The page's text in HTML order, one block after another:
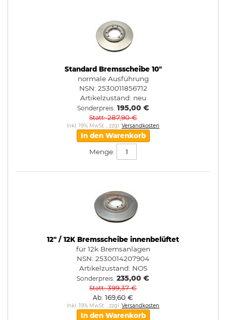
Standard Bremsscheibe 10"
normale Ausführung
NSN: 2530011856712
Artikelzustand: neu
Sonderpreis 195,00 €
Statt 287,90 €
Inkl. 19% MwSt. , zzgl. Versandkosten
In den Warenkorb
Menge:
12" / 12K Bremsscheibe innenbelüftet
für 12k Bremsanlagen
NSN: 2530014207904
Artikelzustand: NOS
Sonderpreis 235,00 €
Statt 399,37 €
Ab 169,60 €
Inkl. 19% MwSt. , zzgl. Versandkosten
In den Warenkorb